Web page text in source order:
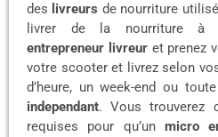
des livreurs de nourriture
livrer de la nourriture à
entrepreneur livreuret prenez
votre scooter et livrez selon
d’heure, un week-end ou
independant. Vous trouverez
requises pour qu’un micro